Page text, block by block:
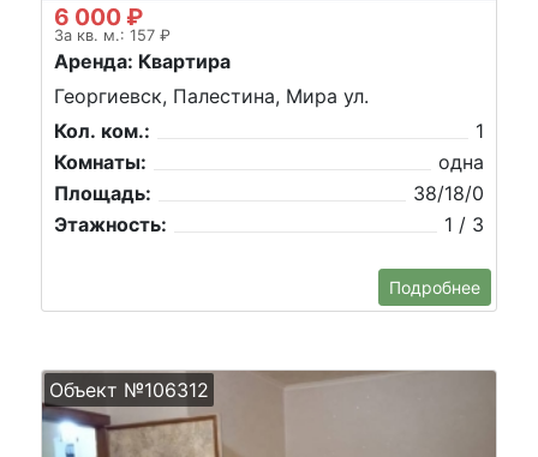
6 000 ₽
За кв. м.: 157 ₽
Аренда: Квартира
Георгиевск, Палестина, Мира ул.
Кол. ком.:
1
Комнаты:
одна
Площадь:
38/18/0
Этажность:
1 / 3
Подробнее
Объект №106312